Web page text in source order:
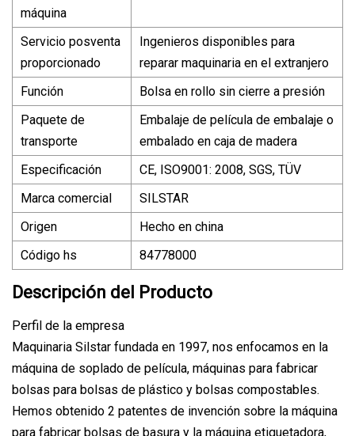
máquina
Servicio posventa
proporcionado
Ingenieros disponibles para
reparar maquinaria en el extranjero
Función
Bolsa en rollo sin cierre a presión
Paquete de
transporte
Embalaje de película de embalaje o
embalado en caja de madera
Especificación
CE, ISO9001: 2008, SGS, TÜV
Marca comercial
SILSTAR
Origen
Hecho en china
Código hs
84778000
Descripción del Producto
Perfil de la empresa
Maquinaria Silstar fundada en 1997, nos enfocamos en la
máquina de soplado de película, máquinas para fabricar
bolsas para bolsas de plástico y bolsas compostables.
Hemos obtenido 2 patentes de invención sobre la máquina
para fabricar bolsas de basura y la máquina etiquetadora,